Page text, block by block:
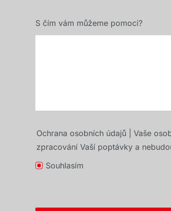
S čím vám můžeme pomoci?
Ochrana osobních údajů | Vaše
zpracování Vaší poptávky a
Souhlasím